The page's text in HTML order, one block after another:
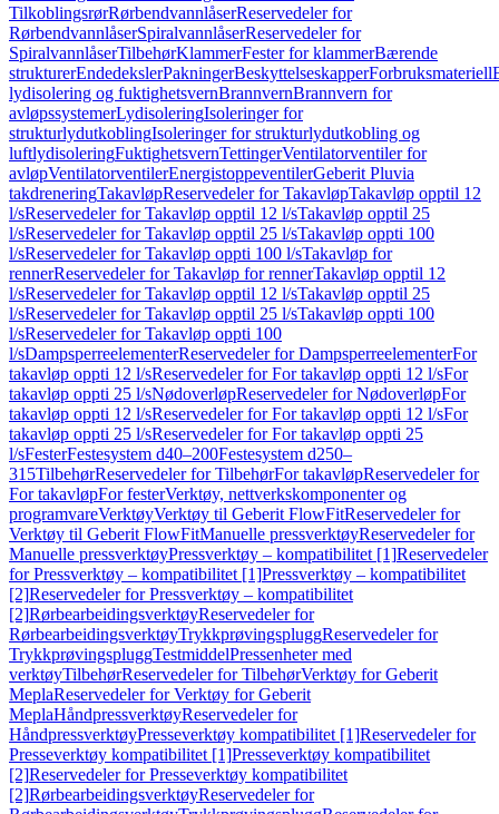
TilkoblingsrørRørbendvannlåserReservedeler for
RørbendvannlåserSpiralvannlåserReservedeler for
SpiralvannlåserTilbehørKlammerFester for klammerBærende
strukturerEndedekslerPakningerBeskyttelseskapperForbruksmateriell
lydisolering og fuktighetsvernBrannvernBrannvern for
avløpssystemerLydisoleringIsoleringer for
strukturlydutkoblingIsoleringer for strukturlydutkobling og
luftlydisoleringFuktighetsvernTettingerVentilatorventiler for
avløpVentilatorventilerEnergistoppeventilerGeberit Pluvia
takdreneringTakavløpReservedeler for TakavløpTakavløp opptil 12
l/sReservedeler for Takavløp opptil 12 l/sTakavløp opptil 25
l/sReservedeler for Takavløp opptil 25 l/sTakavløp oppti 100
l/sReservedeler for Takavløp oppti 100 l/sTakavløp for
rennerReservedeler for Takavløp for rennerTakavløp opptil 12
l/sReservedeler for Takavløp opptil 12 l/sTakavløp opptil 25
l/sReservedeler for Takavløp opptil 25 l/sTakavløp oppti 100
l/sReservedeler for Takavløp oppti 100
l/sDampsperreelementerReservedeler for DampsperreelementerFor
takavløp oppti 12 l/sReservedeler for For takavløp oppti 12 l/sFor
takavløp oppti 25 l/sNødoverløpReservedeler for NødoverløpFor
takavløp oppti 12 l/sReservedeler for For takavløp oppti 12 l/sFor
takavløp oppti 25 l/sReservedeler for For takavløp oppti 25
l/sFesterFestesystem d40–200Festesystem d250–
315TilbehørReservedeler for TilbehørFor takavløpReservedeler for
For takavløpFor festerVerktøy, nettverkskomponenter og
programvareVerktøyVerktøy til Geberit FlowFitReservedeler for
Verktøy til Geberit FlowFitManuelle pressverktøyReservedeler for
Manuelle pressverktøyPressverktøy – kompatibilitet [1]Reservedeler
for Pressverktøy – kompatibilitet [1]Pressverktøy – kompatibilitet
[2]Reservedeler for Pressverktøy – kompatibilitet
[2]RørbearbeidingsverktøyReservedeler for
RørbearbeidingsverktøyTrykkprøvingspluggReservedeler for
TrykkprøvingspluggTestmiddelPressenheter med
verktøyTilbehørReservedeler for TilbehørVerktøy for Geberit
MeplaReservedeler for Verktøy for Geberit
MeplaHåndpressverktøyReservedeler for
HåndpressverktøyPresseverktøy kompatibilitet [1]Reservedeler for
Presseverktøy kompatibilitet [1]Presseverktøy kompatibilitet
[2]Reservedeler for Presseverktøy kompatibilitet
[2]RørbearbeidingsverktøyReservedeler for